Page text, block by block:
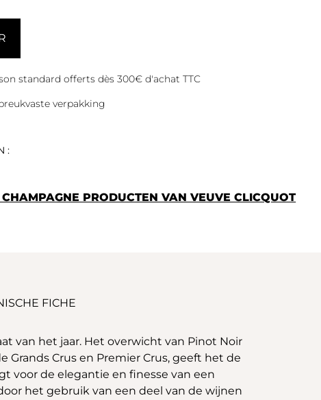
standard offerts dès 300€ d'achat TTC
verpakking
:
PRODUCTEN VAN VEUVE CLICQUOT
FICHE
van het jaar. Het overwicht van Pinot Noir
Crus en Premier Crus, geeft het de
voor de elegantie en finesse van een
het gebruik van een deel van de wijnen